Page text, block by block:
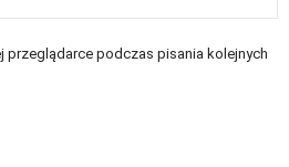
przeglądarce podczas pisania kolejnych